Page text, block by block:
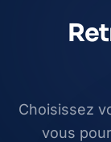
Choisissez
vous